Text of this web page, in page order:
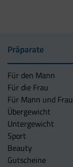
Präparate
Für den Mann
Für die Frau
Für Mann und Frau
Übergewicht
Untergewicht
Sport
Beauty
Gutscheine